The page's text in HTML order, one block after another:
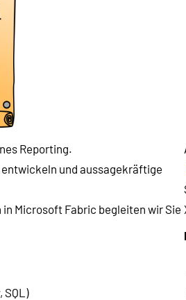
Reporting.
entwickeln und aussagekräftige
Microsoft Fabric begleiten wir Sie
SQL)